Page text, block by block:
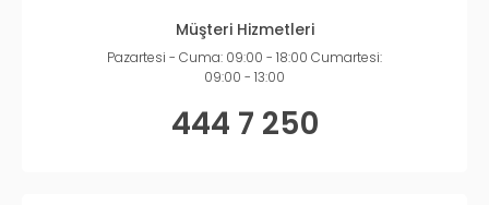
Müşteri Hizmetleri
Pazartesi - Cuma: 09:00 - 18:00 Cumartesi:
09:00 - 13:00
444 7 250